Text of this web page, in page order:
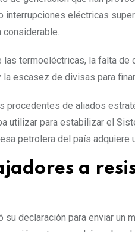
eléctricas
considerable.
termoeléctricas, la falta de
escasez de divisas para
procedentes de aliados
utilizar para estabilizar el
petrolera del país adquiere
a
declaración para enviar